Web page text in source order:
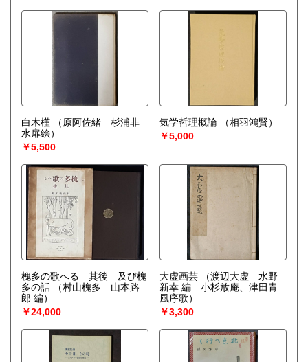
白木槿
（原阿佐緒 杉浦非
水扉絵）
￥5,500
気学哲理概論
（相羽鴻賢）
￥5,000
槐多の歌へる 其後 及び槐
多の話
（村山槐多 山本路
郎 編）
￥24,000
大虚画芸
（渡辺大虚 水野
新幸 編 小杉放庵、津田青
風序歌）
￥3,300